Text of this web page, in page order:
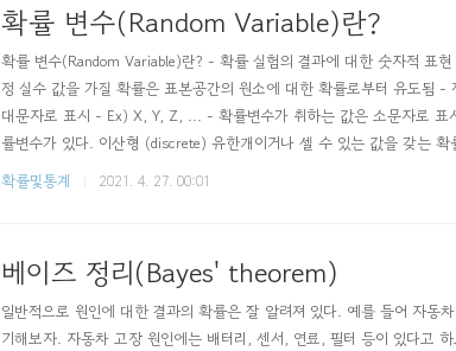
확률 변수(Random Variable)란?
확률 변수(Random Variable)란? - 확률 실험의 결과에 대한 숫자적
정 실수 값을 가질 확률은 표본공간의 원소에 대한 확률로부터 유도됨
대문자로 표시 - Ex) X, Y, Z, ... - 확률변수가 취하는 값은 소문자로
률변수가 있다. 이산형 (discrete) 유한개이거나 셀 수 있는 값을 갖는
셀 수 없는 구간 또는 구간의 조..
확률및통계 2021. 4. 27. 00:01
베이즈 정리(Bayes' theorem)
일반적으로 원인에 대한 결과의 확률은 잘 알려져 있다. 예를 들어 자동
기해보자. 자동차 고장 원인에는 배터리, 센서, 연료, 필터 등이 있다고